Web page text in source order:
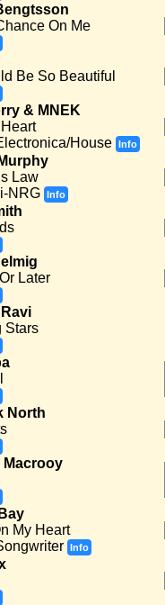
On Me
Be So Beautiful
& MNEK
House Info
Law
NRG Info
Later
Stars
North
Macrooy
My Heart
Info